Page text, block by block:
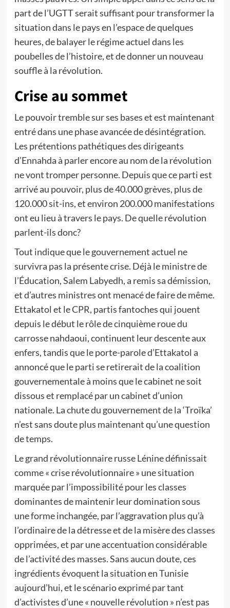
part de l’UGTT serait suffisant pour transformer la
situation dans le pays en l’espace de quelques
heures, de balayer le régime actuel dans les
poubelles de l’histoire, et de donner un nouveau
souffle à la révolution.
Crise au sommet
Le pouvoir tremble sur ses bases et est maintenant
entré dans une phase avancée de désintégration.
Les prétentions pathétiques des dirigeants
d’Ennahda à parler encore au nom de la révolution
ne vont tromper personne. Depuis que ce parti est
arrivé au pouvoir, plus de 40.000 grèves, plus de
120.000 sit-ins, et environ 200.000 manifestations
ont eu lieu à travers le pays. De quelle révolution
parlent-ils donc?
Tout indique que le gouvernement actuel ne
survivra pas la présente crise. Déjà le ministre de
l’Éducation, Salem Labyedh, a remis sa démission,
et d’autres ministres ont menacé de faire de même.
Ettakatol et le CPR, partis fantoches qui jouent
depuis le début le rôle de cinquième roue du
carrosse nahdaoui, continuent leur descente aux
enfers, tandis que le porte-parole d’Ettakatol a
annoncé que le parti se retirerait de la coalition
gouvernementale à moins que le cabinet ne soit
dissous et remplacé par un cabinet d’union
nationale. La chute du gouvernement de la ‘Troïka’
n’est sans doute plus maintenant qu’une question
de temps.
Le grand révolutionnaire russe Lénine définissait
comme « crise révolutionnaire » une situation
marquée par l’impossibilité pour les classes
dominantes de maintenir leur domination sous
une forme inchangée, par l’aggravation plus qu’à
l’ordinaire de la détresse et de la misère des classes
opprimées, et par une accentuation considérable
de l’activité des masses. Sans aucun doute, ces
ingrédients évoquent la situation en Tunisie
aujourd’hui, et le scénario exprimé par tant
d’activistes d’une « nouvelle révolution » n’est pas